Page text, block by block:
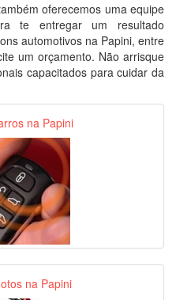
oferecemos uma equipe
te entregar um resultado
automotivos na Papini, entre
um orçamento. Não arrisque
capacitados para cuidar da
na Papini
na Papini